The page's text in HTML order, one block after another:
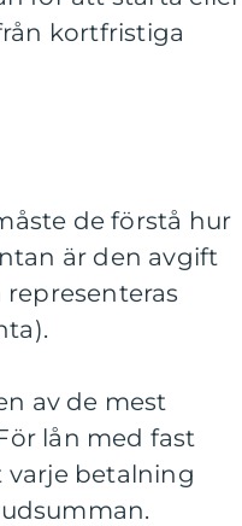
kortfristiga
de förstå hur
är den avgift
av de mest
lån med fast
varje betalning